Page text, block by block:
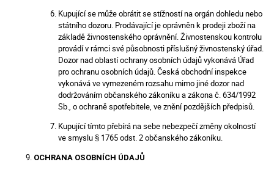
Kupující se může obrátit se stížností na orgán dohledu nebo
státního dozoru. Prodávající je oprávněn k prodeji zboží na
základě živnostenského oprávnění. Živnostenskou kontrolu
provádí v rámci své působnosti příslušný živnostenský úřad.
Dozor nad oblastí ochrany osobních údajů vykonává Úřad
pro ochranu osobních údajů. Česká obchodní inspekce
vykonává ve vymezeném rozsahu mimo jiné dozor nad
dodržováním občanského zákoníku a zákona č. 634/1992
Sb., o ochraně spotřebitele, ve znění pozdějších předpisů.
Kupující tímto přebírá na sebe nebezpečí změny okolností
ve smyslu § 1765 odst. 2 občanského zákoníku.
OCHRANA OSOBNÍCH ÚDAJŮ